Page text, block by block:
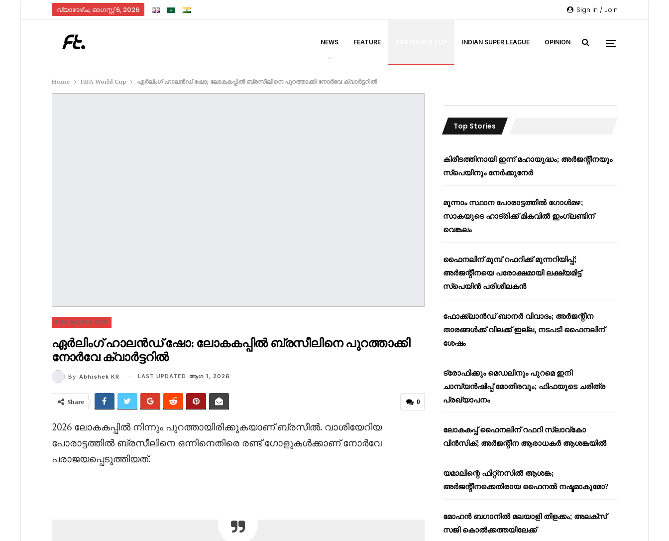
Sign In / Join
വ്യാഴാഴ്‌ച, ഓഗസ്റ്റ്‌ 6, 2026
NEWS FEATURE INDIAN SUPER LEAGUE OPINION
Home FIFA World Cup ഏർലിംഗ് ഹാലൻഡ് ഷോ; ലോകകപ്പിൽ ബ്രസീലിനെ പുറത്താക്കി നോർവേ ക്വാർട്ടറിൽ
FIFA WORLD CUP
ഏർലിംഗ് ഹാലൻഡ് ഷോ; ലോകകപ്പിൽ ബ്രസീലിനെ പുറത്താക്കി
നോർവേ ക്വാർട്ടറിൽ
By Abhishek KR LAST UPDATED ആഗ 1, 2026
0
Share
2026 ലോകകപ്പിൽ നിന്നും പുറത്തായിരിക്കുകയാണ് ബ്രസീൽ. വാശിയേറിയ
പോരാട്ടത്തിൽ ബ്രസീലിനെ ഒന്നിനെതിരെ രണ്ട് ഗോളുകൾക്കാണ് നോർവേ
പരാജയപ്പെടുത്തിയത്.
Top Stories
കിരീടത്തിനായി ഇന്ന് മഹായുദ്ധം; അർജന്റീനയും
സ്പെയിനും നേർക്കുനേർ
മൂന്നാം സ്ഥാന പോരാട്ടത്തിൽ ഗോൾമഴ;
സാകയുടെ ഹാട്രിക്ക് മികവിൽ ഇംഗ്ലണ്ടിന്
വെങ്കലം
ഫൈനലിന് മുമ്പ് റഫറിക്ക് മുന്നറിയിപ്പ്;
അർജന്റീനയെ പരോക്ഷമായി ലക്ഷ്യമിട്ട്
സ്പെയിൻ പരിശീലകൻ
ഫോക്ക്‌ലാൻഡ് ബാനർ വിവാദം; അർജന്റീന
താരങ്ങൾക്ക് വിലക്ക് ഇല്ല, നടപടി ഫൈനലിന്
ശേഷം
ട്രോഫിക്കും മെഡലിനും പുറമെ ഇനി
ചാമ്പ്യൻഷിപ്പ് മോതിരവും; ഫിഫയുടെ ചരിത്ര
പ്രഖ്യാപനം
ലോകകപ്പ് ഫൈനലിന് റഫറി സ്ലാവ്‌കോ
വിൻസിക്; അർജന്റീന ആരാധകർ ആശങ്കയിൽ
യമാലിന്റെ ഫിറ്റ്നസിൽ ആശങ്ക;
അർജന്റീനക്കെതിരായ ഫൈനൽ നഷ്ടമാകുമോ?
മോഹൻ ബഗാനിൽ മലയാളി തിളക്കം; അലക്സ്
സജി കൊൽക്കത്തയിലേക്ക്